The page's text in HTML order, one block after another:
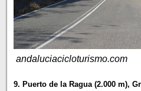
andaluciacicloturismo.com
9. Puerto de la Ragua (2.000 m),